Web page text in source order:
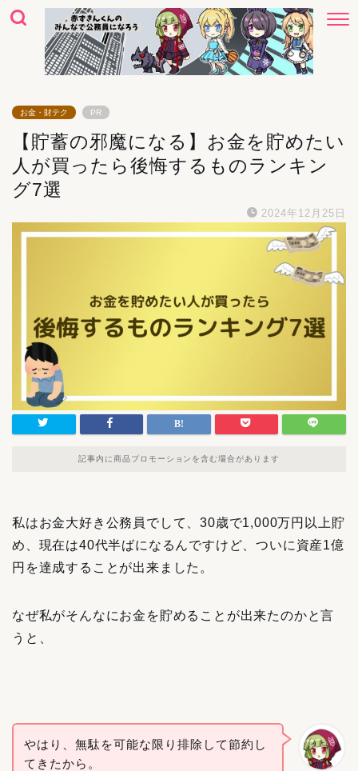
お金・財テク PR
【貯蓄の邪魔になる】お金を貯めたい
人が買ったら後悔するものランキン
グ7選
2024年12月25日
記事内に商品プロモーションを含む場合があります
私はお金大好き公務員でして、30歳で1,000万円以上貯
め、現在は40代半ばになるんですけど、ついに資産1億
円を達成することが出来ました。
なぜ私がそんなにお金を貯めることが出来たのかと言
うと、
やはり、無駄を可能な限り排除して節約し
てきたから。